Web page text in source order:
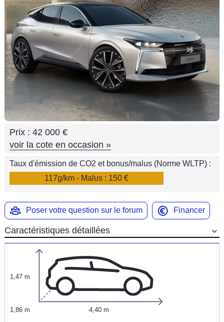
Utilitaires
Flottes
Auto
Services
Forum
Moto
Marques
Prix : 42 000 €
voir la cote en occasion »
Taux d'émission de CO2 et bonus/malus (Norme WLTP) :
117g/km - Malus : 150 €
Poser votre question sur le forum Financer
Caractéristiques détaillées
1,47 m
1,86 m 4,40 m